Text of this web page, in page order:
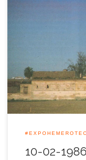
El inicio de la
Cuevas, y la
para la ordenación de
objetivos prioritarios
Olivencia para aquel
10-02-